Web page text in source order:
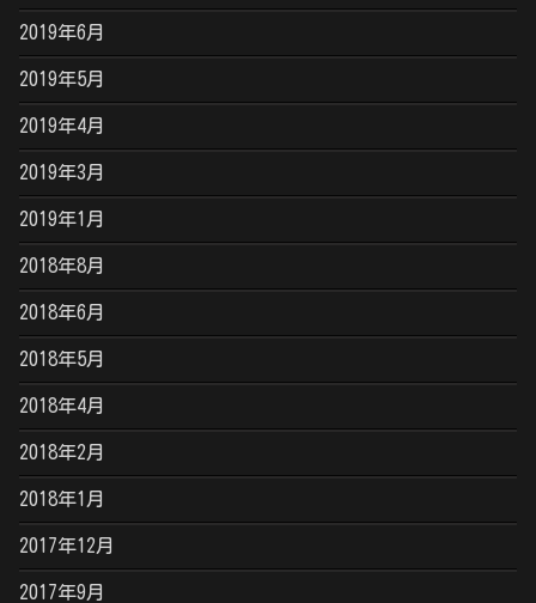
2019年6月
2019年5月
2019年4月
2019年3月
2019年1月
2018年8月
2018年6月
2018年5月
2018年4月
2018年2月
2018年1月
2017年12月
2017年9月